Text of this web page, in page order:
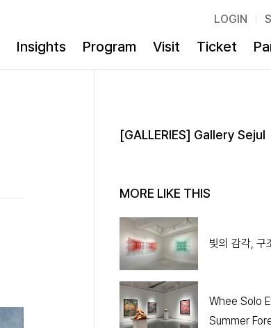
LOGIN
Insights Program Visit Ticket
[GALLERIES] Gallery Sejul
MORE LIKE THIS
빛의 감각, 구
Whee Solo
Summer